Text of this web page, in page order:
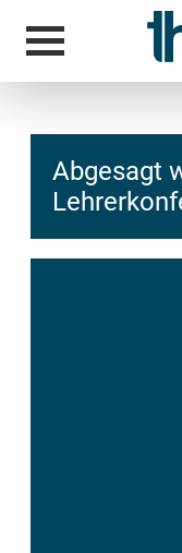
Abgesagt